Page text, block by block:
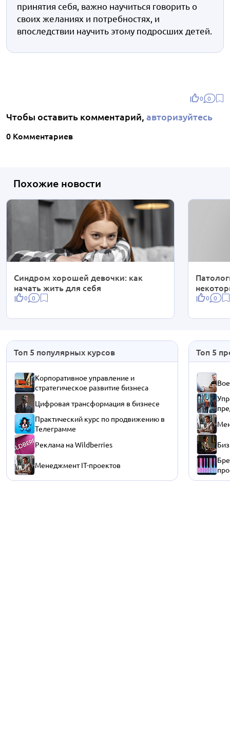
принятия себя, важно научиться говорить о
своих желаниях и потребностях, и
впоследствии научить этому подросших детей.
0 0
Чтобы оставить комментарий, авторизуйтесь
0 Комментариев
Похожие новости
Синдром хорошей девочки: как
начать жить для себя
0 0 0 0
Топ 5 популярных курсов
Корпоративное управление и
стратегическое развитие бизнеса
Цифровая трансформация в бизнесе
Практический курс по продвижению в
Телеграмме
Реклама на Wildberries
Менеджмент IT-проектов
Топ 5